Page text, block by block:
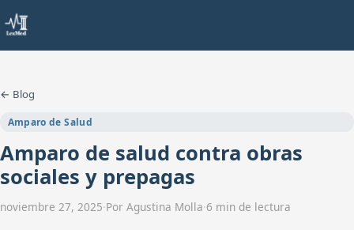
← Blog
Amparo de Salud
Amparo de salud contra obras
sociales y prepagas
noviembre 27, 2025·Por Agustina Molla·6 min de lectura